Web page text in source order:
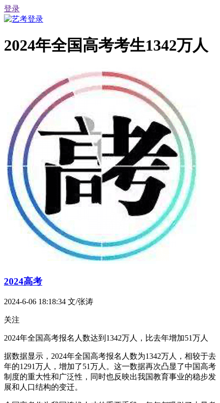
登录
2024年全国高考考生1342万人
2024高考
2024-6-06 18:18:34 文/张涛
关注
2024年全国高考报名人数达到1342万人，比去年增加51万人
据数据显示，2024年全国高考报名人数为1342万人，相较于去
年的1291万人，增加了51万人。这一数据再次凸显了中国高考
制度的重大性和广泛性，同时也反映出我国教育事业的稳步发
展和人口结构的变迁。